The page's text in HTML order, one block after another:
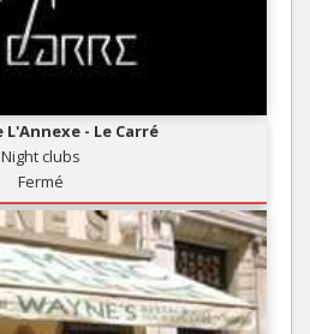
L'Annexe - Le Carré
Night clubs
Fermé